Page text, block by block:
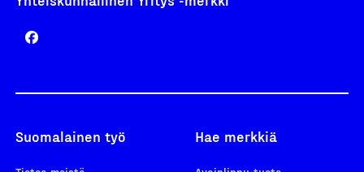
Suomalainen työ Hae merkkiä